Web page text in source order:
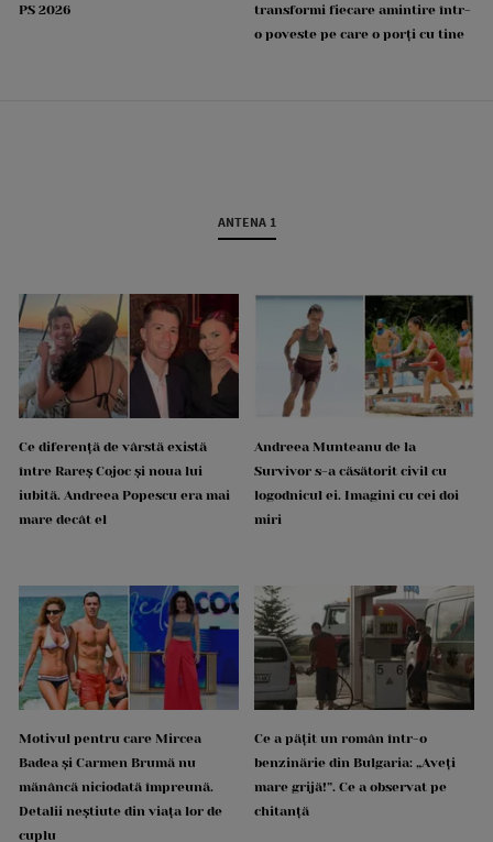
PS 2026
transformi fiecare amintire într-
o poveste pe care o porți cu tine
ANTENA 1
Ce diferență de vârstă există
între Rareș Cojoc și noua lui
iubită. Andreea Popescu era mai
mare decât el
Andreea Munteanu de la
Survivor s-a căsătorit civil cu
logodnicul ei. Imagini cu cei doi
miri
Motivul pentru care Mircea
Badea și Carmen Brumă nu
mănâncă niciodată împreună.
Detalii neștiute din viața lor de
cuplu
Ce a pățit un român într-o
benzinărie din Bulgaria: „Aveți
mare grijă!”. Ce a observat pe
chitanță